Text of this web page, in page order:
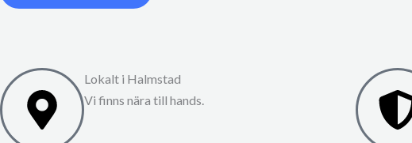
Lokalt i Halmstad
Vi finns nära till hands.